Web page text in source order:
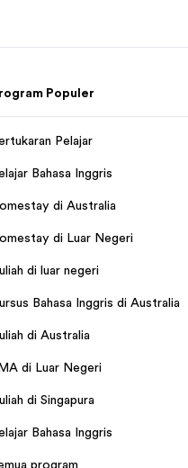
Populer
Pelajar
Bahasa Inggris
di Australia
di Luar Negeri
di luar negeri
Bahasa Inggris di Australia
di Australia
di Luar Negeri
di Singapura
Bahasa Inggris
program